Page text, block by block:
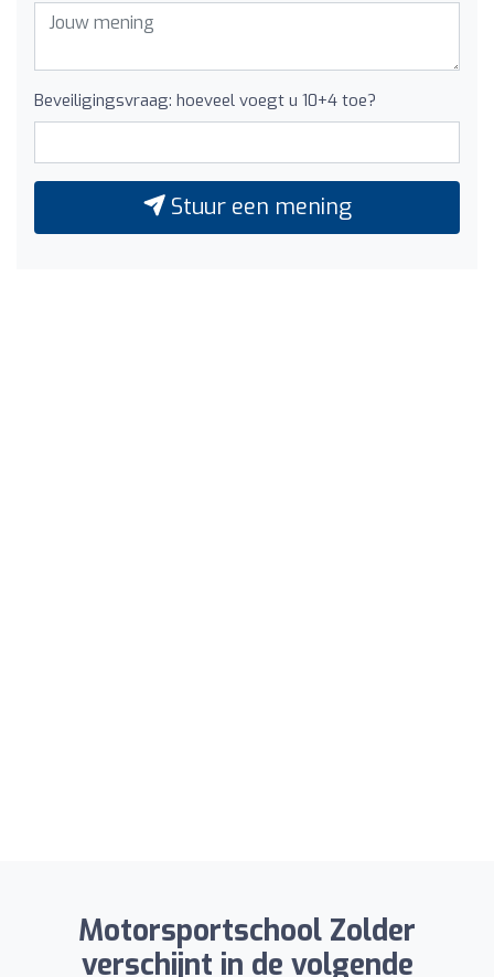
Beveiligingsvraag: hoeveel voegt u 10+4 toe?
Stuur een mening
Motorsportschool Zolder
verschijnt in de volgende